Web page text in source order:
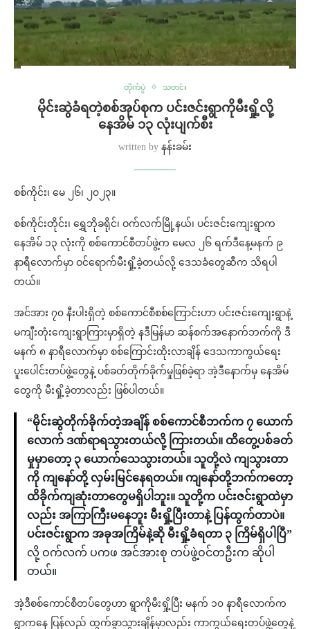
တိုက်ပွဲ သတင်း
မိုင်းဆွဲခံရတဲ့စစ်အုပ်စုက ပင်းဇင်းရွာကိုမီးရှို့လို့
နေအိမ် ၁၃ လုံးပျက်စီး
written by နန်းခမ်း
စစ်ကိုင်း၊ မေ ၂၆၊ ၂၀၂၃။
စစ်ကိုင်းတိုင်း၊ ရွှေဘိုခရိုင်၊ ဝက်လက်မြို့နယ်၊ ပင်းဇင်းကျေးရွာက
နေအိမ် ၁၃ လုံးကို စစ်ကောင်စီတပ်ဖွဲ့က မေလ ၂၆ ရက်ဒီနေ့မနက် ၉
နာရီလောက်မှာ ဝင်ရောက်မီးရှို့ခဲ့တယ်လို့ ဒေသခံတွေဆီက သိရပါ
တယ်။
အင်အား ၇၀ နီးပါးရှိတဲ့ စစ်ကောင်စီစစ်ကြောင်းဟာ ပင်းဇင်းကျေးရွာနဲ့
မကျီးတုံးကျေးရွာကြားမှာရှိတဲ့ နဒီမြန်မာ ဆန်စက်အနောက်ဘက်ကို ဒီ
မနက် ၈ နာရီလောက်မှာ စစ်ကြောင်းထိုးလာချိန် ဒေသကာကွယ်ရေး
ပူးပေါင်းတပ်ဖွဲ့တွေနဲ့ ပစ်ခတ်တိုက်ခိုက်မှုဖြစ်ခဲ့ရာ အဲ့ဒီနောက်မှ နေအိမ်
တွေကို မီးရှို့ခဲ့တာလည်း ဖြစ်ပါတယ်။
“မိုင်းဆွဲတိုက်ခိုက်တဲ့အချိန် စစ်ကောင်စီဘက်က ၇ ယောက်
လောက် ဒဏ်ရာရသွားတယ်လို့ ကြားတယ်။ ထိတွေ့ပစ်ခတ်
မှုမှာတော့ ၃ ယောက်သေသွားတယ်။ သူတို့လဲ ကျသွားတာ
ကို ကျနော်တို့ လှမ်းမြင်နေရတယ်။ ကျနော်တို့ဘက်ကတော့
ထိခိုက်ကျဆုံးတာတွေမရှိပါဘူး။ သူတို့က ပင်းဇင်းရွာထဲမှာ
လည်း အကြာကြီးမနေဘူး မီးရှို့ပြီးတာနဲ့ ပြန်ထွက်တာပဲ။
ပင်းဇင်းရွာက အခုအကြိမ်နဲ့ဆို မီးရှို့ခံရတာ ၃ ကြိမ်ရှိပါပြီ”
လို့ ဝက်လက် ပကဖ အင်အားစု တပ်ဖွဲ့ဝင်တဦးက ဆိုပါ
တယ်။
အဲ့ဒီစစ်ကောင်စီတပ်တွေဟာ ရွာကိုမီးရှို့ပြီး မနက် ၁၀ နာရီလောက်က
ရွာကနေ ပြန်လည် ထွက်ခွာသွားချိန်မှာလည်း ကာကွယ်ရေးတပ်ဖွဲ့တွေနဲ့